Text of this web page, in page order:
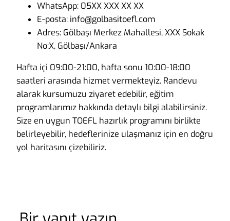
WhatsApp: 05XX XXX XX XX
E-posta: info@golbasitoefl.com
Adres: Gölbaşı Merkez Mahallesi, XXX Sokak
No:X, Gölbaşı/Ankara
Hafta içi 09:00-21:00, hafta sonu 10:00-18:00
saatleri arasında hizmet vermekteyiz. Randevu
alarak kursumuzu ziyaret edebilir, eğitim
programlarımız hakkında detaylı bilgi alabilirsiniz.
Size en uygun TOEFL hazırlık programını birlikte
belirleyebilir, hedeflerinize ulaşmanız için en doğru
yol haritasını çizebiliriz.